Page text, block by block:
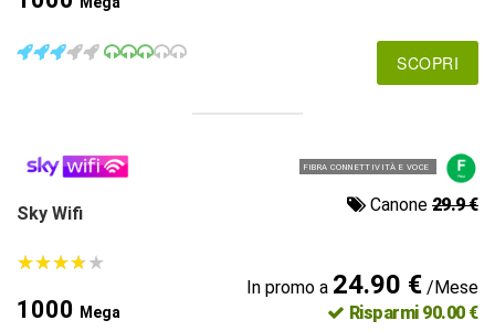
SCOPRI
FIBRA CONNETTIVITÀ E VOCE
Sky Wifi Canone 29.9 €
★★★★★
★★★★★
1000 Mega
In promo a 24.90 €/Mese
Risparmi 90.00 €